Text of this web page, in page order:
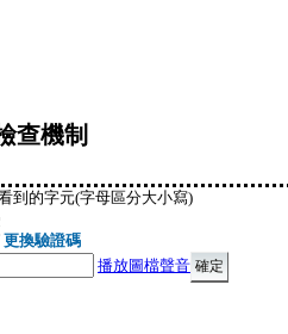
查機制
到的字元(字母區分大小寫)
更換驗證碼
播放圖檔聲音